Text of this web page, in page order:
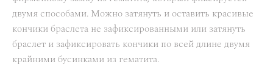
двумя способами. Можно затянуть и оставить красивые
кончики браслета не зафиксированными или затянуть
браслет и зафиксировать кончики по всей длине двумя
крайними бусинками из гематита.